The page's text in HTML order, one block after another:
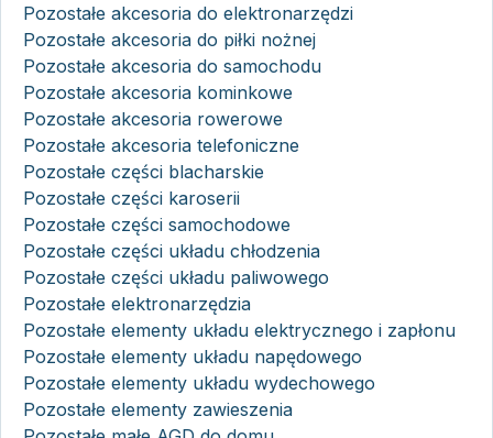
Pozostałe akcesoria do elektronarzędzi
Pozostałe akcesoria do piłki nożnej
Pozostałe akcesoria do samochodu
Pozostałe akcesoria kominkowe
Pozostałe akcesoria rowerowe
Pozostałe akcesoria telefoniczne
Pozostałe części blacharskie
Pozostałe części karoserii
Pozostałe części samochodowe
Pozostałe części układu chłodzenia
Pozostałe części układu paliwowego
Pozostałe elektronarzędzia
Pozostałe elementy układu elektrycznego i zapłonu
Pozostałe elementy układu napędowego
Pozostałe elementy układu wydechowego
Pozostałe elementy zawieszenia